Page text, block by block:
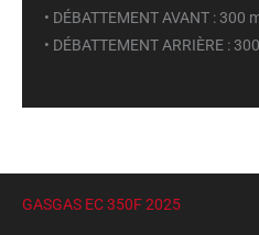
• DÉBATTEMENT AVANT : 300
• DÉBATTEMENT ARRIÈRE :
GASGAS EC 350F 2025